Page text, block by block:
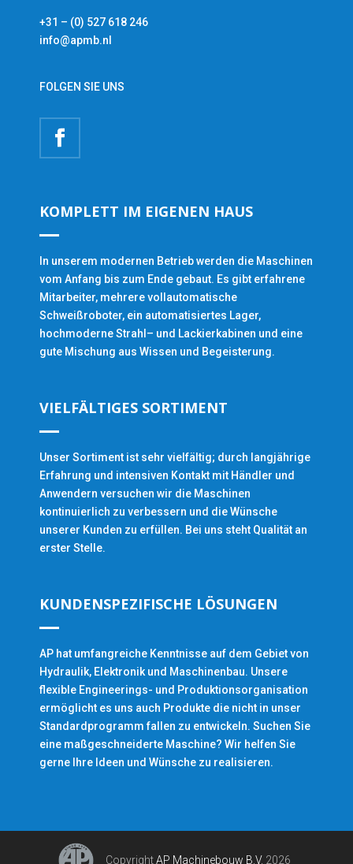
+31 – (0) 527 618 246
info@apmb.nl
FOLGEN SIE UNS
KOMPLETT IM EIGENEN HAUS
In unserem modernen Betrieb werden die Maschinen
vom Anfang bis zum Ende gebaut. Es gibt erfahrene
Mitarbeiter, mehrere vollautomatische
Schweißroboter, ein automatisiertes Lager,
hochmoderne Strahl– und Lackierkabinen und eine
gute Mischung aus Wissen und Begeisterung.
VIELFÄLTIGES SORTIMENT
Unser Sortiment ist sehr vielfältig; durch langjährige
Erfahrung und intensiven Kontakt mit Händler und
Anwendern versuchen wir die Maschinen
kontinuierlich zu verbessern und die Wünsche
unserer Kunden zu erfüllen. Bei uns steht Qualität an
erster Stelle.
KUNDENSPEZIFISCHE LÖSUNGEN
AP hat umfangreiche Kenntnisse auf dem Gebiet von
Hydraulik, Elektronik und Maschinenbau. Unsere
flexible Engineerings- und Produktionsorganisation
ermöglicht es uns auch Produkte die nicht in unser
Standardprogramm fallen zu entwickeln. Suchen Sie
eine maßgeschneiderte Maschine? Wir helfen Sie
gerne Ihre Ideen und Wünsche zu realisieren.
CopyrightAP Machinebouw B.V. 2026